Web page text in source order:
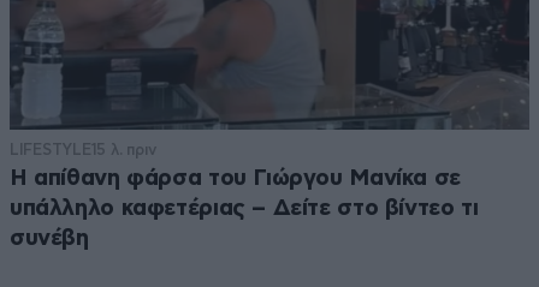
LIFESTYLE15 λ. πριν
Η απίθανη φάρσα του Γιώργου Μανίκα σε
υπάλληλο καφετέριας – Δείτε στο βίντεο τι
συνέβη